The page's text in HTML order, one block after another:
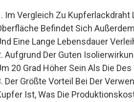
Im Vergleich Zu
Befindet Sich
Eine Lange Lebensdauer
Aufgrund Der Guten
20 Grad Höher Sein Als Die
Der Größte Vorteil Bei Der
Ist, Was Die